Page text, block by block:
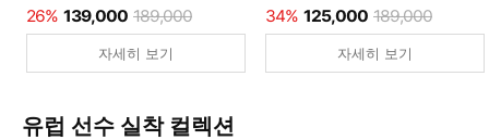
26% 139,000 189,000
자세히 보기
34% 125,000 189,000
자세히 보기
유럽 선수 실착 컬렉션